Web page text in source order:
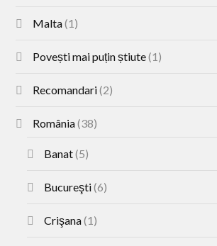
Malta(1)
Povești mai puțin știute(1)
Recomandari(2)
România(38)
Banat(5)
Bucureşti(6)
Crişana(1)